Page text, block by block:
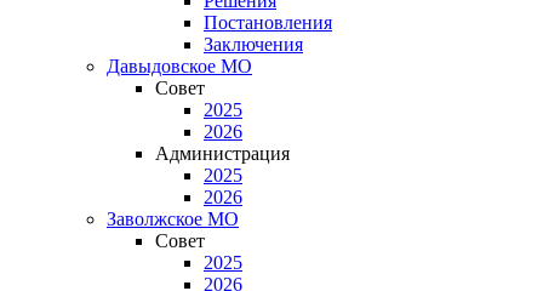
Постановления
Заключения
Давыдовское МО
Совет
2025
2026
Администрация
2025
2026
Заволжское МО
Совет
2025
2026